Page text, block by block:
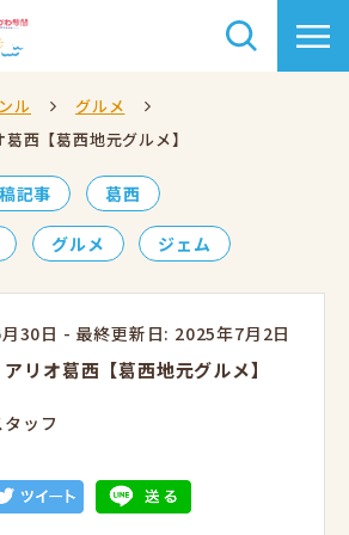
ル
グルメ
西【葛西地元グルメ】
記事 葛西
グルメ ジェム
30日 - 最終更新日: 2025年7月2日
リオ葛西【葛西地元グルメ】
ッフ